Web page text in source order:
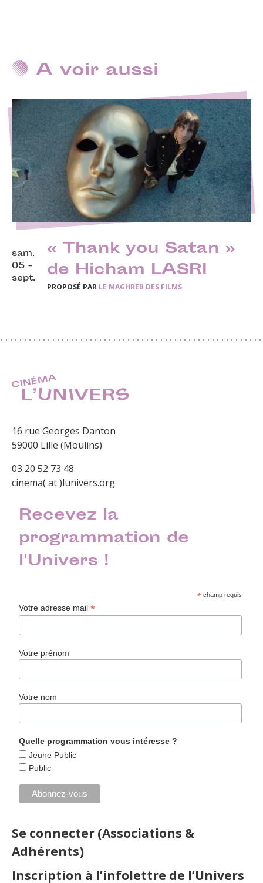
A voir aussi
sam.
05 -
sept.
« Thank you Satan »
de Hicham LASRI
PROPOSÉ PAR LE MAGHREB DES FILMS
16 rue Georges Danton
59000 Lille (Moulins)
03 20 52 73 48
cinema( at )lunivers.org
Recevez la
programmation de
l'Univers !
* champ requis
Votre adresse mail*
Votre prénom
Votre nom
Quelle programmation vous intéresse ?
Jeune Public
Public
Se connecter (Associations &
Adhérents)
Inscription à l’infolettre de l’Univers